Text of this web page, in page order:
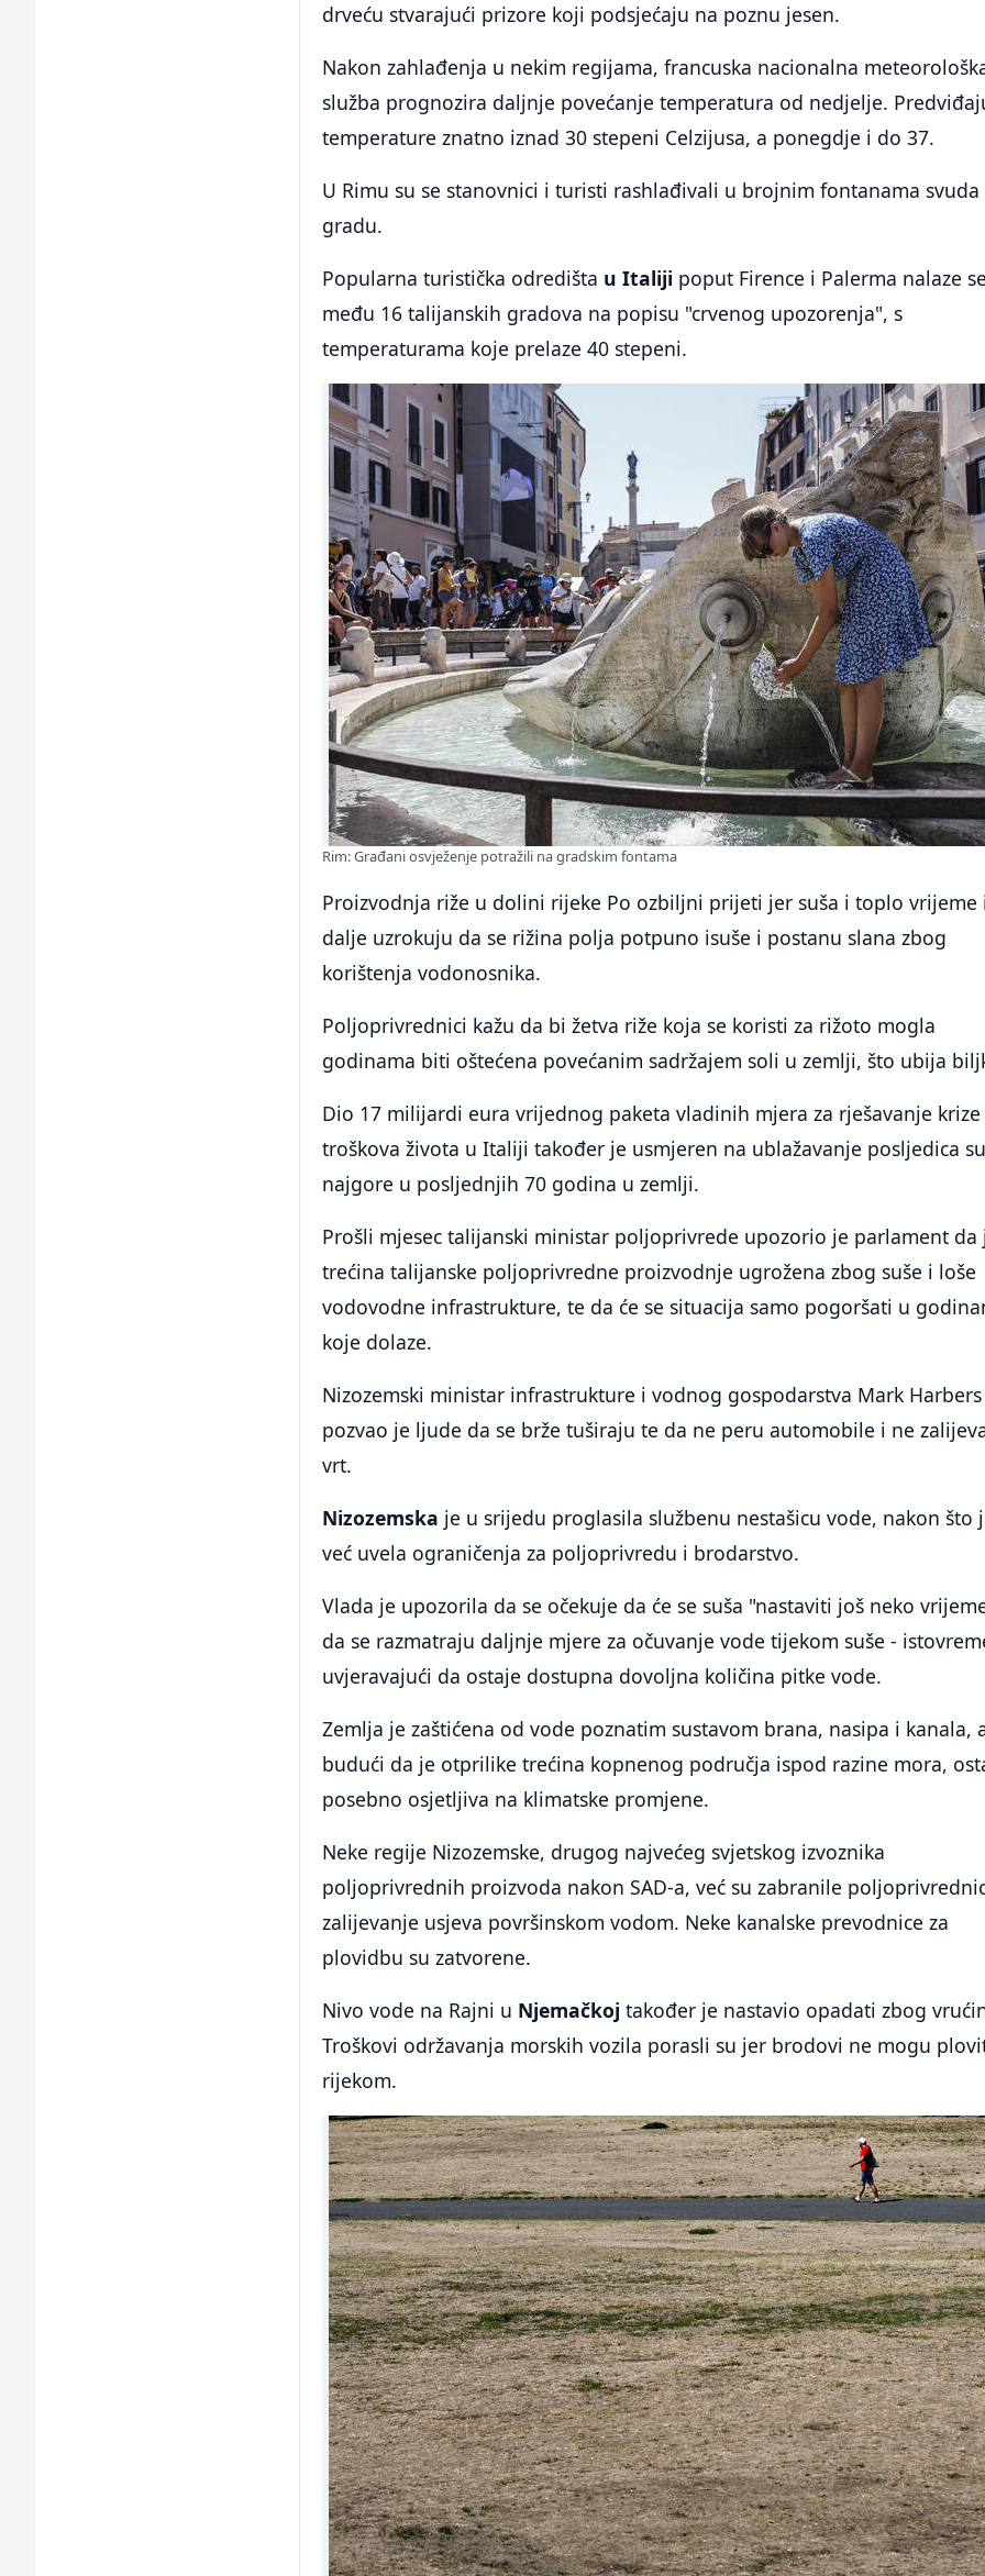
drveću stvarajući prizore koji podsjećaju na poznu jesen.
Nakon zahlađenja u nekim regijama, francuska nacionalna
služba prognozira daljnje povećanje temperatura od nedjelje.
temperature znatno iznad 30 stepeni Celzijusa, a ponegdje i do 37.
U Rimu su se stanovnici i turisti rashlađivali u brojnim fontanama
gradu.
Popularna turistička odredišta u Italiji poput Firence i Palerma nalaze
među 16 talijanskih gradova na popisu "crvenog upozorenja", s
temperaturama koje prelaze 40 stepeni.
Rim: Građani osvježenje potražili na gradskim fontama
Proizvodnja riže u dolini rijeke Po ozbiljni prijeti jer suša i toplo vrijeme
dalje uzrokuju da se rižina polja potpuno isuše i postanu slana zbog
korištenja vodonosnika.
Poljoprivrednici kažu da bi žetva riže koja se koristi za rižoto mogla
godinama biti oštećena povećanim sadržajem soli u zemlji, što ubija
Dio 17 milijardi eura vrijednog paketa vladinih mjera za rješavanje krize
troškova života u Italiji također je usmjeren na ublažavanje posljedica
najgore u posljednjih 70 godina u zemlji.
Prošli mjesec talijanski ministar poljoprivrede upozorio je parlament da
trećina talijanske poljoprivredne proizvodnje ugrožena zbog suše i loše
vodovodne infrastrukture, te da će se situacija samo pogoršati u
koje dolaze.
Nizozemski ministar infrastrukture i vodnog gospodarstva Mark Harbers
pozvao je ljude da se brže tuširaju te da ne peru automobile i ne
vrt.
Nizozemska je u srijedu proglasila službenu nestašicu vode, nakon što
već uvela ograničenja za poljoprivredu i brodarstvo.
Vlada je upozorila da se očekuje da će se suša "nastaviti još neko
da se razmatraju daljnje mjere za očuvanje vode tijekom suše -
uvjeravajući da ostaje dostupna dovoljna količina pitke vode.
Zemlja je zaštićena od vode poznatim sustavom brana, nasipa i kanala,
budući da je otprilike trećina kopnenog područja ispod razine mora,
posebno osjetljiva na klimatske promjene.
Neke regije Nizozemske, drugog najvećeg svjetskog izvoznika
poljoprivrednih proizvoda nakon SAD-a, već su zabranile
zalijevanje usjeva površinskom vodom. Neke kanalske prevodnice za
plovidbu su zatvorene.
Nivo vode na Rajni u Njemačkojtakođer je nastavio opadati zbog
Troškovi održavanja morskih vozila porasli su jer brodovi ne mogu
rijekom.